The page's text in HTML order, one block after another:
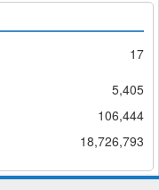
17
5,405
106,444
18,726,793